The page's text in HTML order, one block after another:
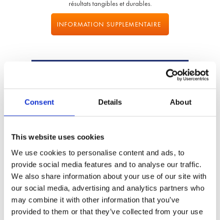
Consent Details About
This website uses cookies
We use cookies to personalise content and ads, to
provide social media features and to analyse our traffic.
We also share information about your use of our site with
our social media, advertising and analytics partners who
may combine it with other information that you’ve
provided to them or that they’ve collected from your use
résultats tangibles et durables.
INFORMATION SUPPLEMENTAIRE
Pourquoi avoir créé une structure de soutien scolaire
à domicile ?
particuliers. Face à une demande grandissante de la
communauté française en terme de tutorat Cned et de
soutien scolaire, elle decide de fonder Fast Tutoring,
aujourd’hui, devenu Tutoring London, c’est plus de
100 professeurs qualifiés pour du soutien scolaire sur
mesure à domicile ou en ligne.
Comment s’explique cette forte demande en matière
de soutien scolaire à domicile ?